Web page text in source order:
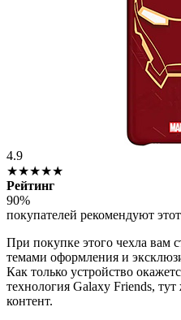
4.9
★★★★★
Рейтинг
90%
покупателей рекомендуют
При покупке этого чехла вам
темами оформления и
Как только устройство
технология Galaxy Friends,
контент.